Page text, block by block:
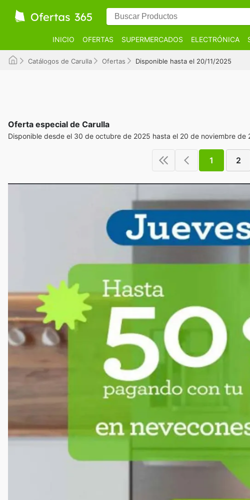
INICIO OFERTAS SUPERMERCADOS ELECTRÓNICA
Catálogos de Carulla Ofertas Disponible hasta el 20/11/2025
Oferta especial de Carulla
Disponible desde el 30 de octubre de 2025 hasta el 20 de noviembre de
1 2